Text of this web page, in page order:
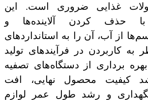
غذایی ضروری است. این
با حذف کردن آلاینده‌ها و
از آب، آن را به استانداردهای
به کاربردن در فرآیندهای تولید
برداری از دستگاه‌های تصفیه
کیفیت محصول نهایی، افت
و رشد طول عمر لوازم